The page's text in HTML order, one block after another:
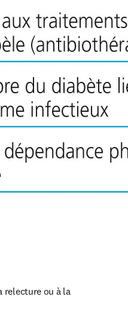
relecture ou à la